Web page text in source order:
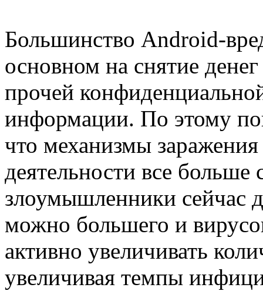
Большинство Android-
основном на снятие
прочей
информации. По этому
что механизмы
деятельности все
злоумышленники сейчас
можно большего и
активно увеличивать
увеличивая темпы